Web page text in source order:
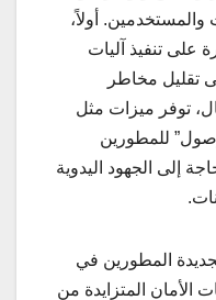
والمستخدمين. أولاً،
على تنفيذ آليات
تقليل مخاطر
توفر ميزات مثل
للمطورين
إلى الجهود اليدوية
المطورين في
الأمان المتزايدة من